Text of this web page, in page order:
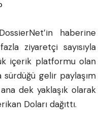
haberine
ziyaretçi sayısıyla
içerik platformu olan
gelir paylaşım
dek yaklaşık olarak
Doları dağıttı.